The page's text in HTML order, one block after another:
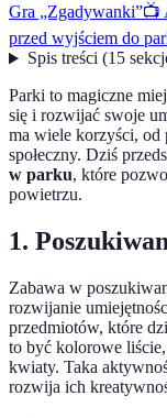
Gra „Zgadywanki”📺
przed wyjściem do
Spis treści(15
Parki to magiczne
się i rozwijać swoje
ma wiele korzyści,
społeczny. Dziś
w parku, które
powietrzu.
1.
Zabawa w
rozwijanie
przedmiotów, które
to być kolorowe
kwiaty. Taka
rozwija ich